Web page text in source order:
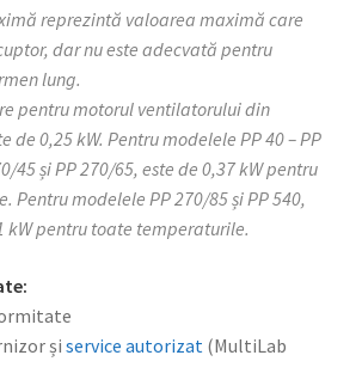
reprezintă valoarea maximă care
dar nu este adecvată pentru
lung.
pentru motorul ventilatorului din
de 0,25 kW. Pentru modelele PP 40 – PP
45 și PP 270/65, este de 0,37 kW pentru
Pentru modelele PP 270/85 și PP 540,
kW pentru toate temperaturile.
și service autorizat(MultiLab